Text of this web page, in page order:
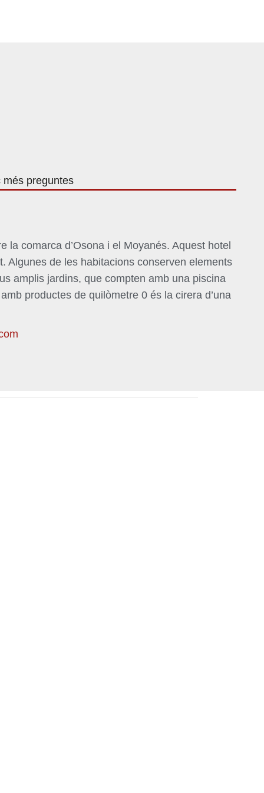
més preguntes
la comarca d’Osona i el Moyanés. Aquest hotel
Algunes de les habitacions conserven elements
amplis jardins, que compten amb una piscina
productes de quilòmetre 0 és la cirera d’una